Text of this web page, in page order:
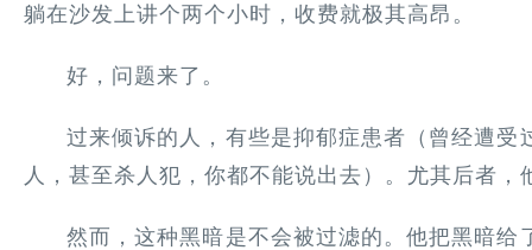
躺在沙发上讲个两个小时，收费就极其高昂。
好，问题来了。
过来倾诉的人，有些是抑郁症患者（曾经遭
人，甚至杀人犯，你都不能说出去）。尤其后者
然而，这种黑暗是不会被过滤的。他把黑暗